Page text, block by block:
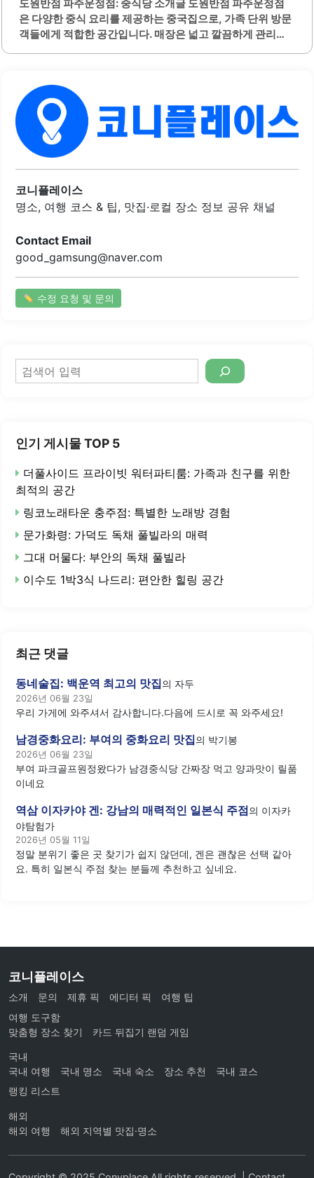
도원반점 파주운정점: 중식당 소개글 도원반점 파주운정점
은 다양한 중식 요리를 제공하는 중국집으로, 가족 단위 방문
객들에게 적합한 공간입니다. 매장은 넓고 깔끔하게 관리되
린기 등 다양한 중식 요리가 포함되어 있어 선택의 폭이 넓습
니다. 음식은 신선하고 정갈하게 제공되며, 튀김 요리는 바삭
한 식감을 자랑합니다. 또한, 주류 가격이 저렴하여 가벼운 한
잔을 곁들이기에도 적합합니다.주차 공간이 다소 협소할 수
있지만, 주변에 홈플러스와 같은 편의시설이 있어 접근성이
좋습니다. 직원들은 친절하게 서비스를 제공하며, 손님들의
편안한 식사를 위해 세심하게 신경을 씁니다. 룸이 마련되어
있어 조용한..
코니플레이스
명소, 여행 코스 & 팁, 맛집·로컬 장소 정보 공유 채널
Contact Email
good_gamsung@naver.com
수정 요청 및 문의
검
색
인기 게시물 TOP 5
더풀사이드 프라이빗 워터파티룸: 가족과 친구를 위한
최적의 공간
링코노래타운 충주점: 특별한 노래방 경험
문가화령: 가덕도 독채 풀빌라의 매력
그대 머물다: 부안의 독채 풀빌라
이수도 1박3식 나드리: 편안한 힐링 공간
최근 댓글
동네술집: 백운역 최고의 맛집의 자두
2026년 06월 23일
우리 가게에 와주셔서 감사합니다.다음에 드시로 꼭 와주세요!
남경중화요리: 부여의 중화요리 맛집의 박기봉
2026년 06월 23일
부여 파크골프원정왔다가 남경중식당 간짜장 먹고 양과맛이 릴품
이네요
역삼 이자카야 겐: 강남의 매력적인 일본식 주점의 이자카
야탐험가
2026년 05월 11일
정말 분위기 좋은 곳 찾기가 쉽지 않던데, 겐은 괜찮은 선택 같아
요. 특히 일본식 주점 찾는 분들께 추천하고 싶네요.
코니플레이스
소개 문의 제휴 픽 에디터 픽
여행 팁
여행 도구함
맞춤형 장소 찾기
카드 뒤집기 랜덤 게임
국내
국내 여행
국내 명소 국내 숙소 장소 추천
국내 코스
랭킹 리스트
해외
해외 여행
해외 지역별 맛집·명소